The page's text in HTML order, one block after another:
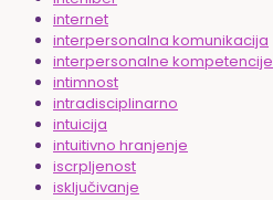
internet
interpersonalna komunikacija
interpersonalne kompetencije
intimnost
intradisciplinarno
intuicija
intuitivno hranjenje
iscrpljenost
isključivanje